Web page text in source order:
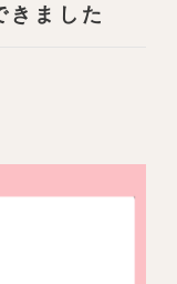
きました